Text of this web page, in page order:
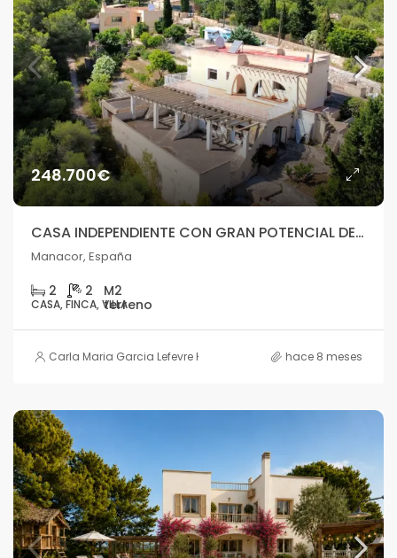
248.700€
CASA INDEPENDIENTE CON GRAN POTENCIAL DE REHABILITACIÓN EN ENTORNO NATURAL – MANACOR
Manacor, España
2 2
CASA, FINCA, VILLA
Carla Maria Garcia Lefevre HOUSE hace 8 meses